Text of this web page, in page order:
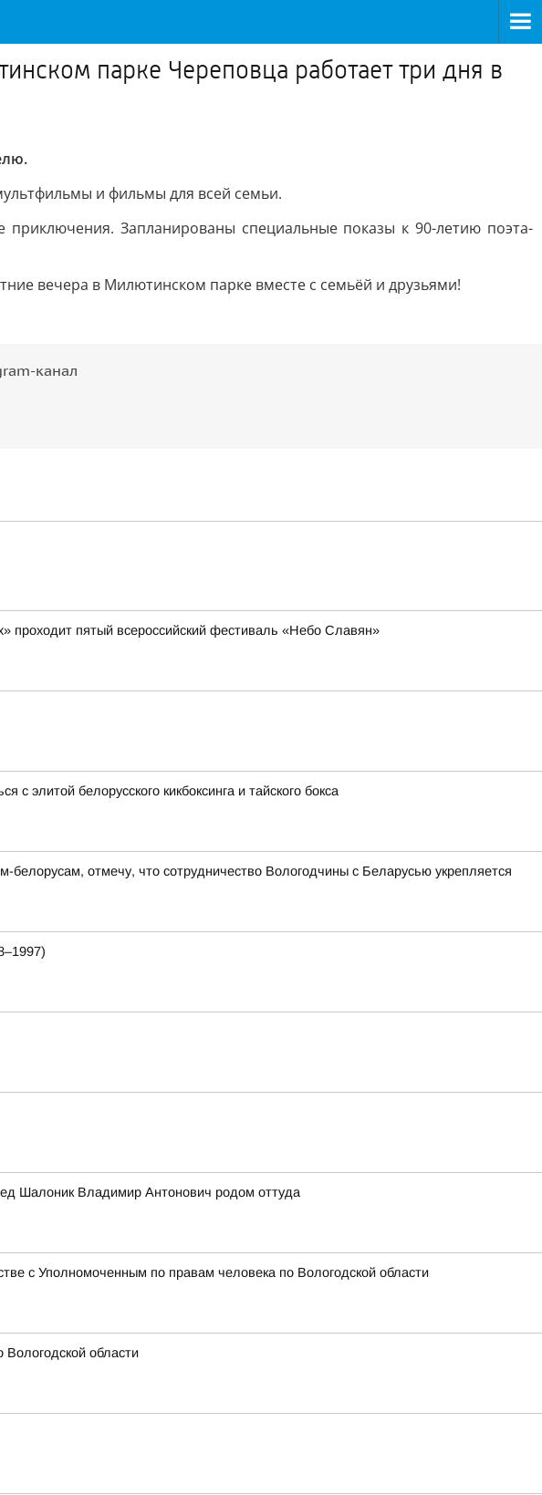
парке Череповца работает три дня в
и фильмы для всей семьи.
Запланированы специальные показы к 90-летию поэта-
вечера в Милютинском парке вместе с семьёй и друзьями!
канал
проходит пятый всероссийский фестиваль «Небо Славян»
элитой белорусского кикбоксинга и тайского бокса
отмечу, что сотрудничество Вологодчины с Беларусью укрепляется
Шалоник Владимир Антонович родом оттуда
с Уполномоченным по правам человека по Вологодской области
области